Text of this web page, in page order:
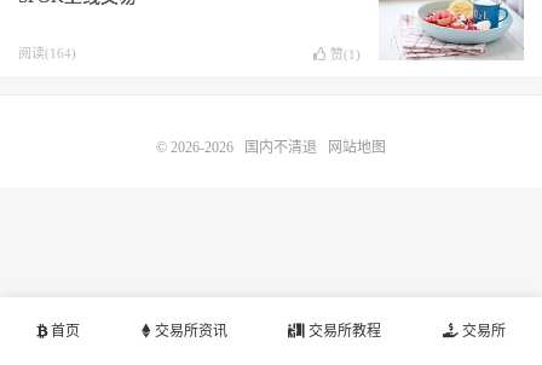
阅读(164) 赞(1 )
首页 交易所资讯 交易所教程 交易所
© 2026-2026 国内不清退 网站地图